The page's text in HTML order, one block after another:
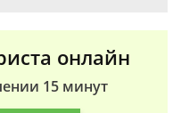
онлайн
15 минут